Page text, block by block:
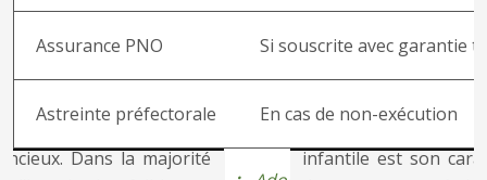
Assurance PNO Si souscrite avec garantie
Astreinte préfectorale En cas de non-exécution